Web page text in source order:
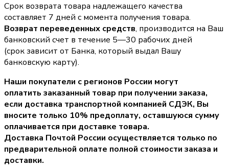
Срок возврата товара надлежащего качества
составляет 7 дней с момента получения товара.
Возврат переведенных средств, производится на Ваш
банковский счет в течение 5—30 рабочих дней
(срок зависит от Банка, который выдал Вашу
банковскую карту).
Наши покупатели с регионов России могут
оплатить заказанный товар при получении заказа,
если доставка транспортной компанией СДЭК, Вы
вносите только 10% предоплату, оставшуюся сумму
оплачивается при доставке товара.
Доставка Почтой России осуществляется только по
предварительной оплате полной стоимости заказа и
доставки.